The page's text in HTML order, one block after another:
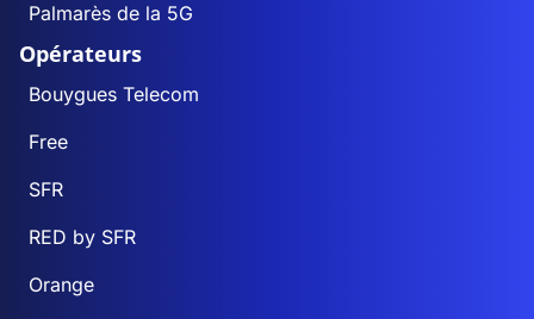
Palmarès de la 5G
Opérateurs
Bouygues Telecom
Free
SFR
RED by SFR
Orange